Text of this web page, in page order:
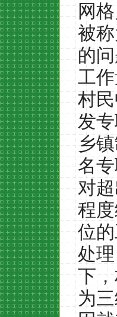
网
被
的
工
村
发
乡
名
对
程
位
处
下
为